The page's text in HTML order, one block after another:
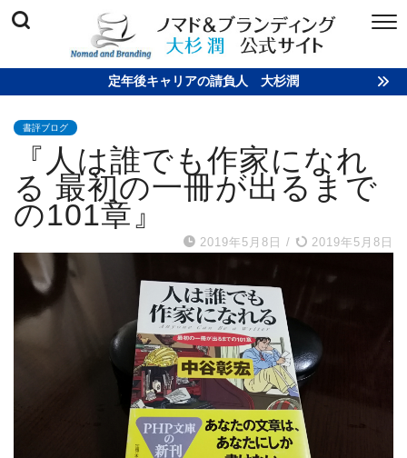
定年後キャリアの請負人 大杉潤
書評ブログ
『人は誰でも作家になれ
る 最初の一冊が出るまで
の101章』
2019年5月8日 / 2019年5月8日